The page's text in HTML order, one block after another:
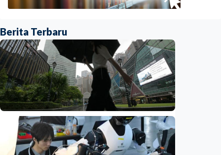
Berita Terbaru
Ekonomi
Biaya usaha naik, perusahaan Singapura
justru lirik Indonesia untuk perluas bisnis